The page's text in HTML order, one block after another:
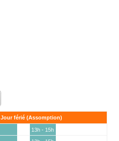
Jour férié (Assomption)
13h - 15h